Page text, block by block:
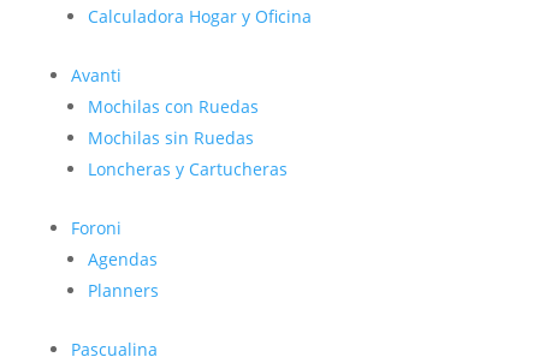
Calculadora Hogar y Oficina
Avanti
Mochilas con Ruedas
Mochilas sin Ruedas
Loncheras y Cartucheras
Foroni
Agendas
Planners
Pascualina